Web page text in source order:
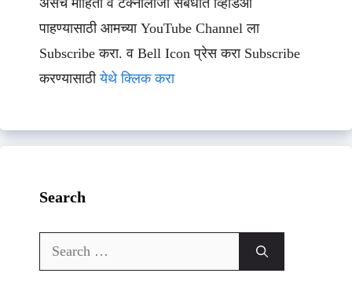
असेच माहिती व टेक्नॉलॉजी संबधीत व्हिडिओ
पाहण्यासाठी आमच्या YouTube Channel ला
Subscribe करा. व Bell Icon प्रेस करा Subscribe
करण्यासाठीयेथे क्लिक करा
Search
Search
for: